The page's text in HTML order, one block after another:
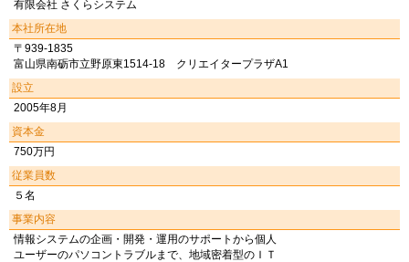
有限会社 さくらシステム
本社所在地
〒939-1835
富山県南砺市立野原東1514-18 クリエイタープラザA1
設立
2005年8月
資本金
750万円
従業員数
５名
事業内容
情報システムの企画・開発・運用のサポートから個人
ユーザーのパソコントラブルまで、地域密着型のＩＴ